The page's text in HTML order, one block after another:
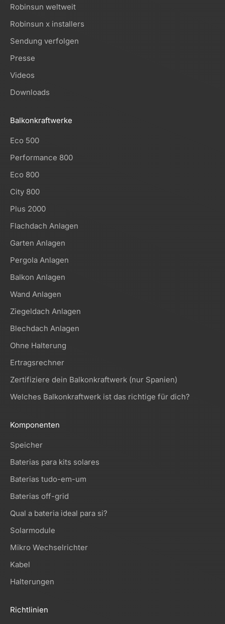
Robinsun weltweit
Robinsun x installers
Sendung verfolgen
Presse
Videos
Downloads
Balkonkraftwerke
Eco 500
Performance 800
Eco 800
City 800
Plus 2000
Flachdach Anlagen
Garten Anlagen
Pergola Anlagen
Balkon Anlagen
Wand Anlagen
Ziegeldach Anlagen
Blechdach Anlagen
Ohne Halterung
Ertragsrechner
Zertifiziere dein Balkonkraftwerk (nur Spanien)
Welches Balkonkraftwerk ist das richtige für dich?
Komponenten
Speicher
Baterias para kits solares
Baterias tudo-em-um
Baterias off-grid
Qual a bateria ideal para si?
Solarmodule
Mikro Wechselrichter
Kabel
Halterungen
Richtlinien